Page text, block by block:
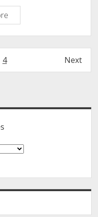
നമുക്ക്
ഒരു
കത്തെഴുതാം,
ഓർമ്മകൾ
(
Write
Share
Our
4 Next